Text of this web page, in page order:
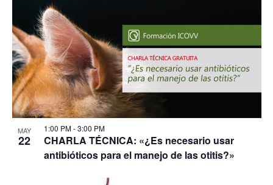
MAY
22
1:00 PM-3:00 PM
CHARLA TÉCNICA: «¿Es necesario usar
antibióticos para el manejo de las otitis?»